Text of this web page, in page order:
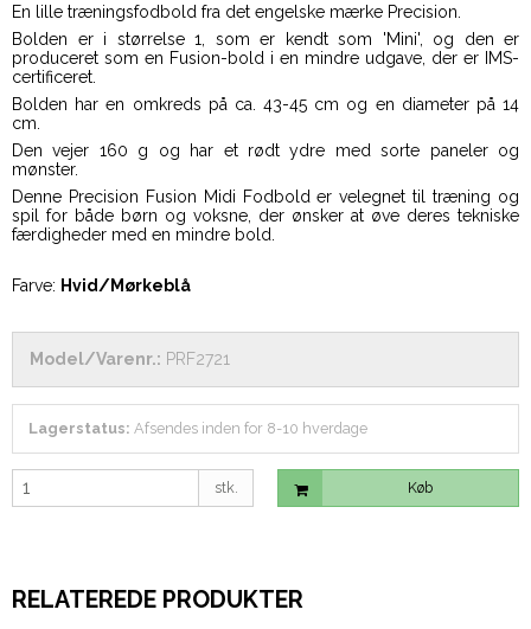
En lille træningsfodbold fra det engelske mærke Precision.
Bolden er i størrelse 1, som er kendt som 'Mini', og den er
produceret som en Fusion-bold i en mindre udgave, der er IMS-
certificeret.
Bolden har en omkreds på ca. 43-45 cm og en diameter på 14
cm.
Den vejer 160 g og har et rødt ydre med sorte paneler og
mønster.
Denne Precision Fusion Midi Fodbold er velegnet til træning og
spil for både børn og voksne, der ønsker at øve deres tekniske
færdigheder med en mindre bold.
Farve: Hvid/Mørkeblå
Model/Varenr.: PRF2721
Lagerstatus: Afsendes inden for 8-10 hverdage
stk. Køb
RELATEREDE PRODUKTER